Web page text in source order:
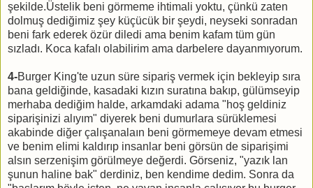
şekilde.Üstelik beni görmeme ihtimali yoktu, çünkü zaten
dolmuş dediğimiz şey küçücük bir şeydi, neyseki sonradan
beni fark ederek özür diledi ama benim kafam tüm gün
sızladı. Koca kafalı olabilirim ama darbelere dayanmıyorum.
4-Burger King'te uzun süre sipariş vermek için bekleyip sıra
bana geldiğinde, kasadaki kızın suratına bakıp, gülümseyip
merhaba dediğim halde, arkamdaki adama "hoş geldiniz
siparişinizi alıyım" diyerek beni dumurlara sürüklemesi
akabinde diğer çalışanalaın beni görmemeye devam etmesi
ve benim elimi kaldırıp insanlar beni görsün de siparişimi
alsın serzenişim görülmeye değerdi. Görseniz, "yazık lan
şunun haline bak" derdiniz, ben kendime dedim. Sonra da